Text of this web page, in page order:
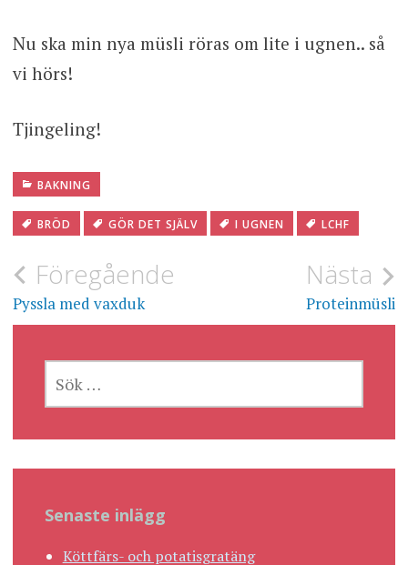
Nu ska min nya müsli röras om lite i ugnen.. så
vi hörs!
Tjingeling!
BAKNING
BRÖD GÖR DET SJÄLV I UGNEN LCHF
Inläggsnavigering
Föregående
Pyssla med vaxduk
Nästa
Proteinmüsli
EFTER:
Senaste inlägg
Köttfärs- och potatisgratäng